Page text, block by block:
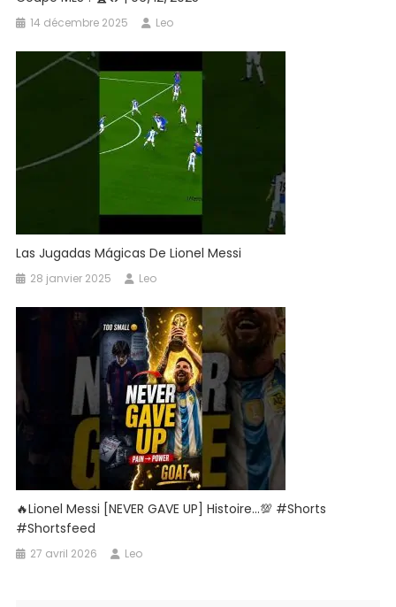
14 décembre 2025 Leo
Las Jugadas Mágicas De Lionel Messi
28 janvier 2025 Leo
🔥Lionel Messi [NEVER GAVE UP] Histoire…💯 #shorts
#shortsfeed
27 avril 2026 Leo